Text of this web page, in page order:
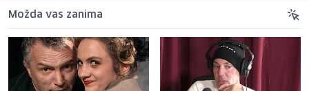
Možda vas zanima